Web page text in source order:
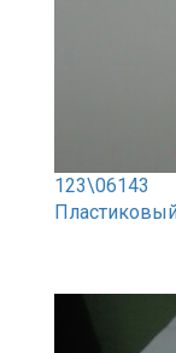
123\06143